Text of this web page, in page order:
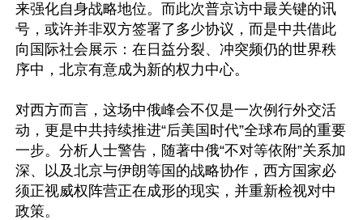
来强化自身战略地位。而此次普京访中最关键的讯
号，或许并非双方签署了多少协议，而是中共借此
向国际社会展示：在日益分裂、冲突频仍的世界秩
序中，北京有意成为新的权力中心。
对西方而言，这场中俄峰会不仅是一次例行外交活
动，更是中共持续推进“后美国时代”全球布局的重要
一步。分析人士警告，随著中俄“不对等依附”关系加
深、以及北京与伊朗等国的战略协作，西方国家必
须正视威权阵营正在成形的现实，并重新检视对中
政策。